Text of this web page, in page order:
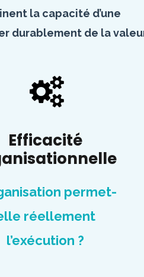
la capacité d’une
durablement de la
Efficacité
permet-
réellement
l’exécution ?